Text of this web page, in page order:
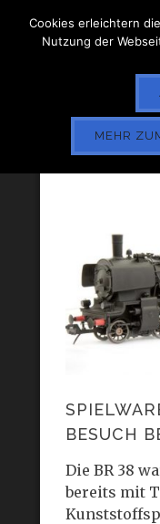
BESUCH
Die BR 38
bereits mit
Cookies erleichtern
Nutzung der
MEHR